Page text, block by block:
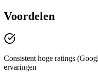
Voordelen
Consistent hoge ratings
ervaringen